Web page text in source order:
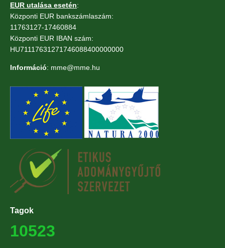
EUR utalása esetén:
Központi EUR bankszámlaszám:
11763127-17460884
Központi EUR IBAN szám:
HU71117631271746088400000000
Információ: mme@mme.hu
Tagok
10523